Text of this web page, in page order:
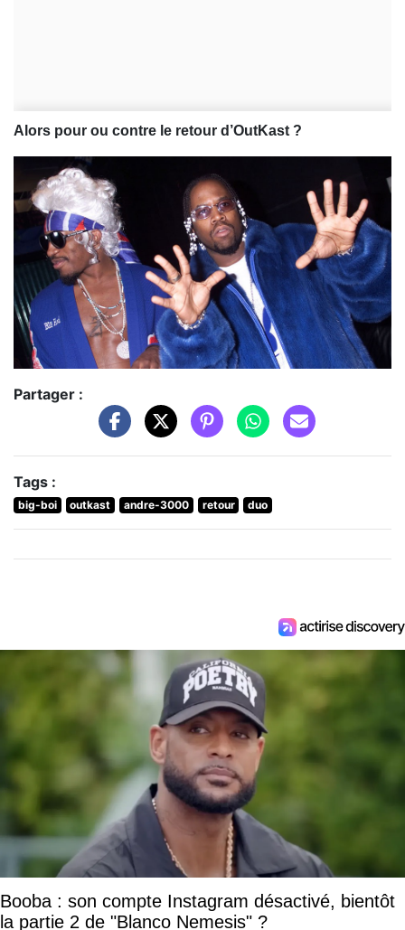
Alors pour ou contre le retour d’OutKast ?
Partager :
Tags :
big-boi outkast andre-3000 retour duo
Booba : son compte Instagram désactivé, bientôt
la partie 2 de "Blanco Nemesis" ?